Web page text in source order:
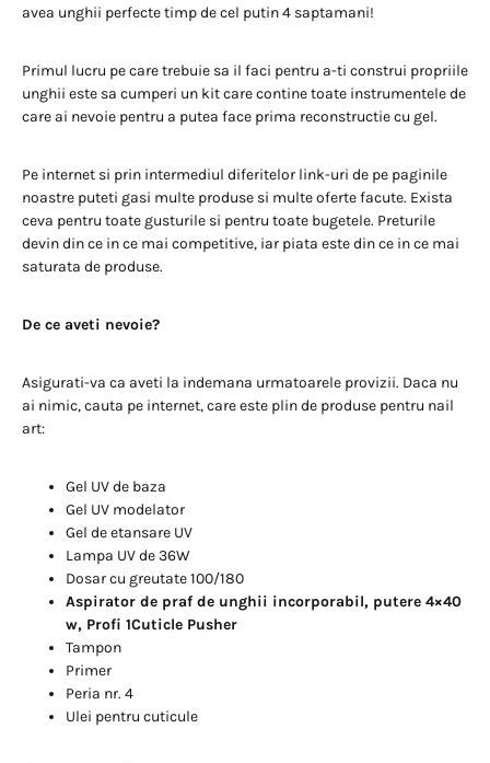
avea unghii perfecte timp de cel putin 4 saptamani!
Primul lucru pe care trebuie sa il faci pentru a-ti construi propriile
unghii este sa cumperi un kit care contine toate instrumentele de
care ai nevoie pentru a putea face prima reconstructie cu gel.
Pe internet si prin intermediul diferitelor link-uri de pe paginile
noastre puteti gasi multe produse si multe oferte facute. Exista
ceva pentru toate gusturile si pentru toate bugetele. Preturile
devin din ce in ce mai competitive, iar piata este din ce in ce mai
saturata de produse.
De ce aveti nevoie?
Asigurati-va ca aveti la indemana urmatoarele provizii. Daca nu
ai nimic, cauta pe internet, care este plin de produse pentru nail
art:
Gel UV de baza
Gel UV modelator
Gel de etansare UV
Lampa UV de 36W
Dosar cu greutate 100/180
Aspirator de praf de unghii incorporabil, putere 4×40
w, Profi 1Cuticle Pusher
Tampon
Primer
Peria nr. 4
Ulei pentru cuticule